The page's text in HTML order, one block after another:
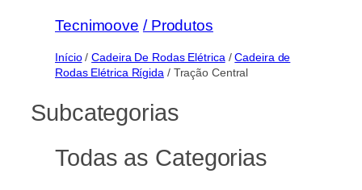
Tecnimoove / Produtos
Início/Cadeira De Rodas Elétrica/Cadeira de
Rodas Elétrica Rígida/ Tração Central
Subcategorias
Todas as Categorias